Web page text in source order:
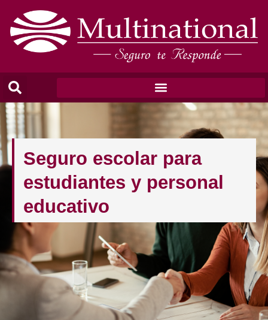
Seguro escolar para
estudiantes y personal
educativo